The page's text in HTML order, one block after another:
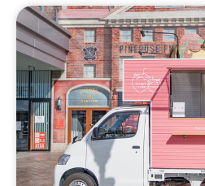
ップ